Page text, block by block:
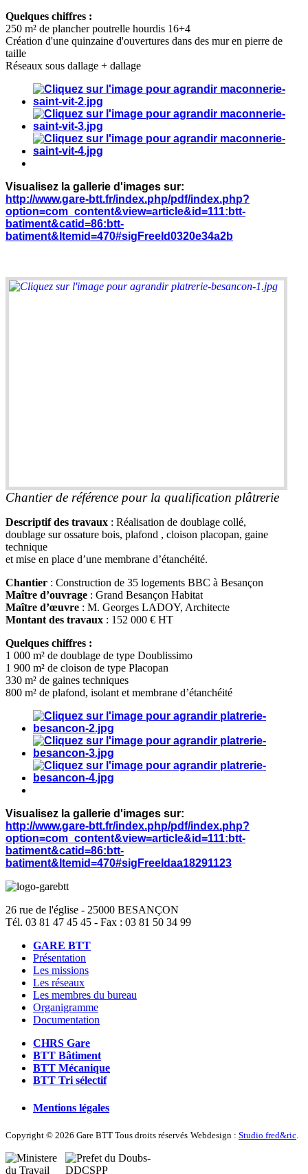
Quelques chiffres :
250 m² de plancher poutrelle hourdis 16+4
Création d'une quinzaine d'ouvertures dans des mur en pierre de
taille
Réseaux sous dallage + dallage
Visualisez la gallerie d'images sur:
http://www.gare-btt.fr/index.php/pdf/index.php?
option=com_content&view=article&id=111:btt-
batiment&catid=86:btt-
batiment&Itemid=470#sigFreeId0320e34a2b
Chantier de référence pour la qualification plâtrerie
Descriptif des travaux : Réalisation de doublage collé,
doublage sur ossature bois, plafond , cloison placopan, gaine
technique
et mise en place d’une membrane d’étanchéité.
Chantier : Construction de 35 logements BBC à Besançon
Maître d’ouvrage : Grand Besançon Habitat
Maître d’œuvre : M. Georges LADOY, Architecte
Montant des travaux : 152 000 € HT
Quelques chiffres :
1 000 m² de doublage de type Doublissimo
1 900 m² de cloison de type Placopan
330 m² de gaines techniques
800 m² de plafond, isolant et membrane d’étanchéité
Visualisez la gallerie d'images sur:
http://www.gare-btt.fr/index.php/pdf/index.php?
option=com_content&view=article&id=111:btt-
batiment&catid=86:btt-
batiment&Itemid=470#sigFreeIdaa18291123
26 rue de l'église - 25000 BESANÇON
Tél. 03 81 47 45 45 - Fax : 03 81 50 34 99
GARE BTT
Présentation
Les missions
Les réseaux
Les membres du bureau
Organigramme
Documentation
CHRS Gare
BTT Bâtiment
BTT Mécanique
BTT Tri sélectif
Mentions légales
Copyright © 2026 Gare BTT Tous droits réservés Webdesign : Studio fred&ric